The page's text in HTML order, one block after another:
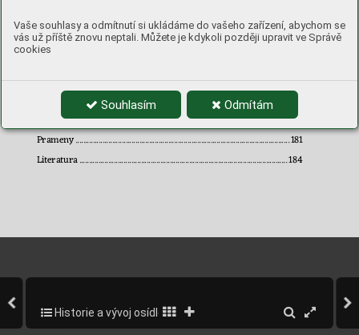
Vaše souhlasy a odmítnutí si ukládáme do vašeho zařízení, abychom se
vás už příště znovu neptali. Můžete je kdykoli později upravit ve Správě
cookies
Souhlasím Odmítám
Vohančic .................................................................................................................92
Zaniklá vesnice Ludvíkov ............................................................................. 111
Osada Závist....................................................................................................... 133
Majetkový vývoj domů.................................................................................
Obrazové přílohy.............................................................................................. 157
Prameny
............................................................................... 181
Literatura ............................................................................................................ 184
Historie a vývoj osídlení obce